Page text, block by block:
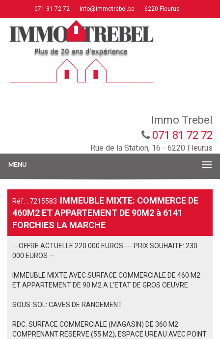
071 81 72 72 info@immotrebel.be 6220 Fleurus
Immo Trebel
071 81 72 72
Rue de la Station, 16 - 6220 Fleurus
MENU
Réf. : 7215583 IMMEUBLE MIXTE: COMMERCE DE
460M2 ET APPARTEMENT DE 90M2 à 6141
FORCHIES LA MARCHE
-- OFFRE ACTUELLE 220 000 EUROS --- PRIX SOUHAITE: 230
000 EUROS --
IMMEUBLE MIXTE AVEC SURFACE COMMERCIALE DE 460 M2
ET APPARTEMENT DE 90 M2 A L'ETAT DE GROS OEUVRE
SOUS-SOL: CAVES DE RANGEMENT
RDC: SURFACE COMMERCIALE (MAGASIN) DE 360 M2
COMPRENANT RESERVE (55 M2), ESPACE UREAU AVEC POINT